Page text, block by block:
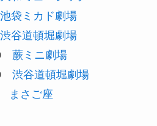
池袋ミカド劇場
渋谷道頓堀劇場
蕨ミニ劇場
渋谷道頓堀劇場
まさご座